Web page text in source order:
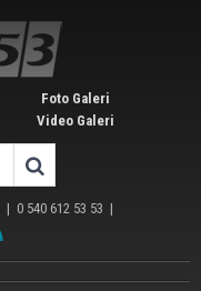
Foto Galeri
Video Galeri
| 0 540 612 53 53 |